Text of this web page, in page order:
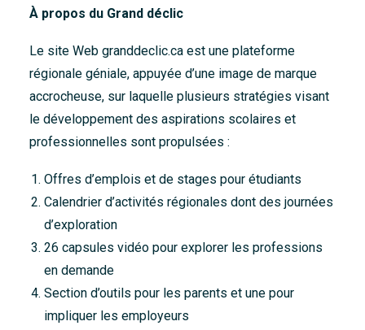
À propos du Grand déclic
Le site Web granddeclic.ca est une plateforme
régionale géniale, appuyée d’une image de marque
accrocheuse, sur laquelle plusieurs stratégies visant
le développement des aspirations scolaires et
professionnelles sont propulsées :
Offres d’emplois et de stages pour étudiants
Calendrier d’activités régionales dont des journées
d’exploration
26 capsules vidéo pour explorer les professions
en demande
Section d’outils pour les parents et une pour
impliquer les employeurs